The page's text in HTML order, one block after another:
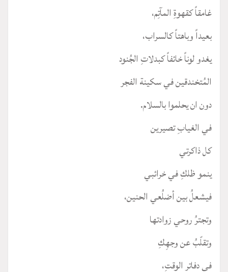
غامقاً كقهوةِ المآتِم،
بعيداً وباهتاً كالسراب،
يغدو لوناً خائفاً كبدلاتِ الجُنود
المُتخندقين في سكينة الفجر
دون ان يحلموا بالسلام.
في الغيابِ تصيرين
كل ذاكرتي
ينمو ظلكِ في خرائبي
فيشعلُ بين أضلُعي الحنين،
وتجترُ روحي زوادتها
وتقلّبُ عن وجهِكِ
في دفاتر الوقتِ،